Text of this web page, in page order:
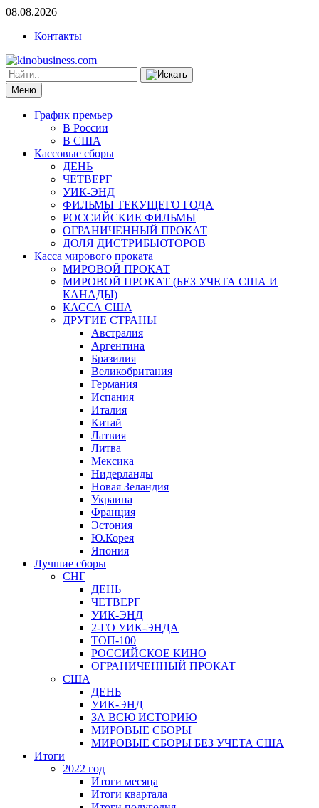
08.08.2026
Контакты
Меню
График премьер
В России
В США
Кассовые сборы
ДЕНЬ
ЧЕТВЕРГ
УИК-ЭНД
ФИЛЬМЫ ТЕКУЩЕГО ГОДА
РОССИЙСКИЕ ФИЛЬМЫ
ОГРАНИЧЕННЫЙ ПРОКАТ
ДОЛЯ ДИСТРИБЬЮТОРОВ
Касса мирового проката
МИРОВОЙ ПРОКАТ
МИРОВОЙ ПРОКАТ (БЕЗ УЧЕТА США И
КАНАДЫ)
КАССА США
ДРУГИЕ СТРАНЫ
Австралия
Аргентина
Бразилия
Великобритания
Германия
Испания
Италия
Китай
Латвия
Литва
Мексика
Нидерланды
Новая Зеландия
Украина
Франция
Эстония
Ю.Корея
Япония
Лучшие сборы
СНГ
ДЕНЬ
ЧЕТВЕРГ
УИК-ЭНД
2-ГО УИК-ЭНДА
ТОП-100
РОССИЙСКОЕ КИНО
ОГРАНИЧЕННЫЙ ПРОКАТ
США
ДЕНЬ
УИК-ЭНД
ЗА ВСЮ ИСТОРИЮ
МИРОВЫЕ СБОРЫ
МИРОВЫЕ СБОРЫ БЕЗ УЧЕТА США
Итоги
2022 год
Итоги месяца
Итоги квартала